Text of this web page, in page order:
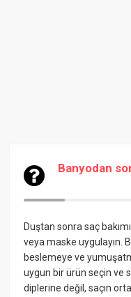
Banyodan
Duştan sonra saç
veya maske uygulayın.
beslemeye ve
uygun bir ürün seçin ve
diplerine değil, saçın